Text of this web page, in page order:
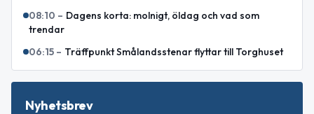
08:10 – Dagens korta: molnigt, öldag och vad som
trendar
06:15 – Träffpunkt Smålandsstenar flyttar till Torghuset
Nyhetsbrev